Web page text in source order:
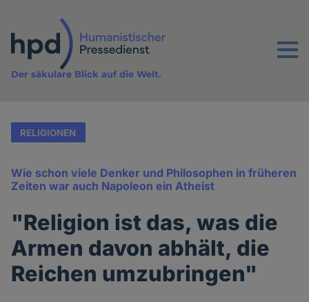
Inhalt
Menu
Der säkulare Blick auf die Welt.
RELIGIONEN
Wie schon viele Denker und Philosophen in früheren
Zeiten war auch Napoleon ein Atheist
"Religion ist das, was die
Armen davon abhält, die
Reichen umzubringen"